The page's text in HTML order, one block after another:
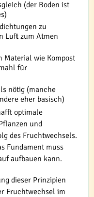
(der Boden ist
zu
Luft zum Atmen
Material wie Kompost
für
nötig (manche
eher basisch)
optimale
und
des Fruchtwechsels.
Fundament muss
aufbauen kann.
dieser Prinzipien
Fruchtwechsel im